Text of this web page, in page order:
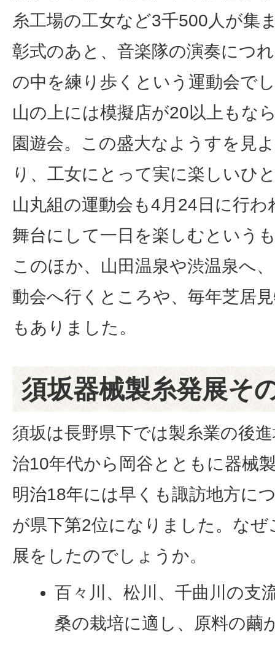
糸工場の工女など3千500人が集
彰式のあと、音楽隊の演奏につ
の中を練り歩くという運動会で
山の上には模擬店が20以上もな
園遊会。この盛大なようすを見
り、工女にとって実に楽しいひ
山丸組の運動会も4月24日に行
舞台にして一日を楽しむという
このほか、山田温泉や渋温泉へ
動会へ行くところや、毎年芝居
もありました。
須坂器械製糸発展そ
須坂は長野県下では製糸業の後
治10年代から岡谷とともに器械
明治18年には早くも諏訪地方に
が県下第2位になりました。な
展をしたのでしょうか。
百々川、松川、千曲川の支
桑の栽培に適し、原料の繭